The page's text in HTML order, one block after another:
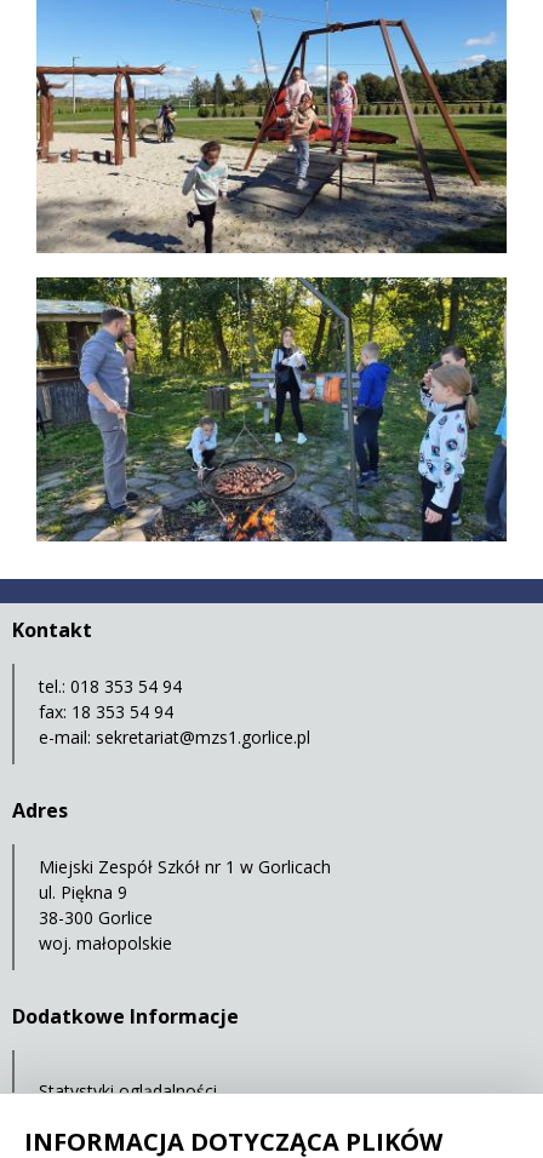
Kontakt
tel.: 018 353 54 94
fax: 18 353 54 94
e-mail: sekretariat@mzs1.gorlice.pl
Adres
Miejski Zespół Szkół nr 1 w Gorlicach
ul. Piękna 9
38-300 Gorlice
woj. małopolskie
Dodatkowe Informacje
Statystyki oglądalności
INFORMACJA DOTYCZĄCA PLIKÓW